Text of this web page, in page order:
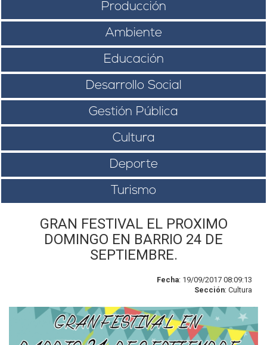
Producción
Ambiente
Educación
Desarrollo Social
Gestión Pública
Cultura
Deporte
Turismo
GRAN FESTIVAL EL PROXIMO
DOMINGO EN BARRIO 24 DE
SEPTIEMBRE.
Fecha: 19/09/2017 08:09:13
Sección: Cultura